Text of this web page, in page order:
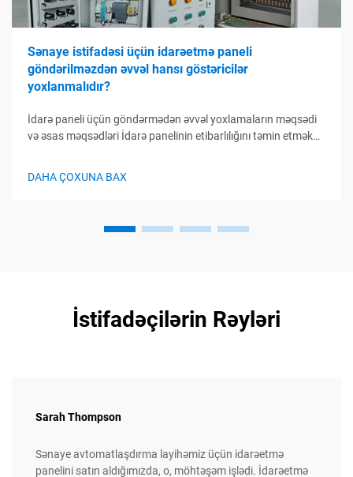
Sənaye istifadəsi üçün idarəetmə paneli
göndərilməzdən əvvəl hansı göstəricilər
yoxlanmalıdır?
İdarə paneli üçün göndərmədən əvvəl yoxlamaların məqsədi
və əsas məqsədləri İdarə panelinin etibarlılığını təmin etməkdə
aşkarlamaq üçün son imkan kimi çıxış edir...
DAHA ÇOXUNA BAX
İstifadəçilərin Rəyləri
Sarah Thompson
Sənaye avtomatlaşdırma layihəmiz üçün idarəetmə
panelini satın aldığımızda, o, möhtəşəm işlədi. İdarəetmə